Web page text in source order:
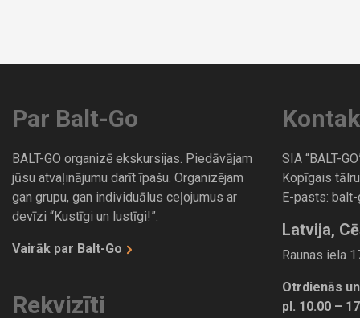
Par Balt-Go
BALT-GO organizē ekskursijas. Piedāvājam
jūsu atvaļinājumu darīt īpašu. Organizējam
gan grupu, gan individuālus ceļojumus ar
devīzi “Kustīgi un lustīgi!”.
Vairāk par Balt-Go
Rekvizīti
SIA “BALT-
Kopīgais
E-pasts: balt-
Latvija,
Raunas iela
Otrdienās
pl. 10.00 –